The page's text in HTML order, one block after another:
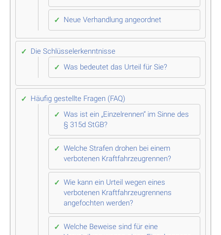
Neue Verhandlung angeordnet
Die Schlüsselerkenntnisse
Was bedeutet das Urteil für Sie?
Häufig gestellte Fragen (FAQ)
Was ist ein „Einzelrennen“ im Sinne des
§ 315d StGB?
Welche Strafen drohen bei einem
verbotenen Kraftfahrzeugrennen?
Wie kann ein Urteil wegen eines
verbotenen Kraftfahrzeugrennens
angefochten werden?
Welche Beweise sind für eine